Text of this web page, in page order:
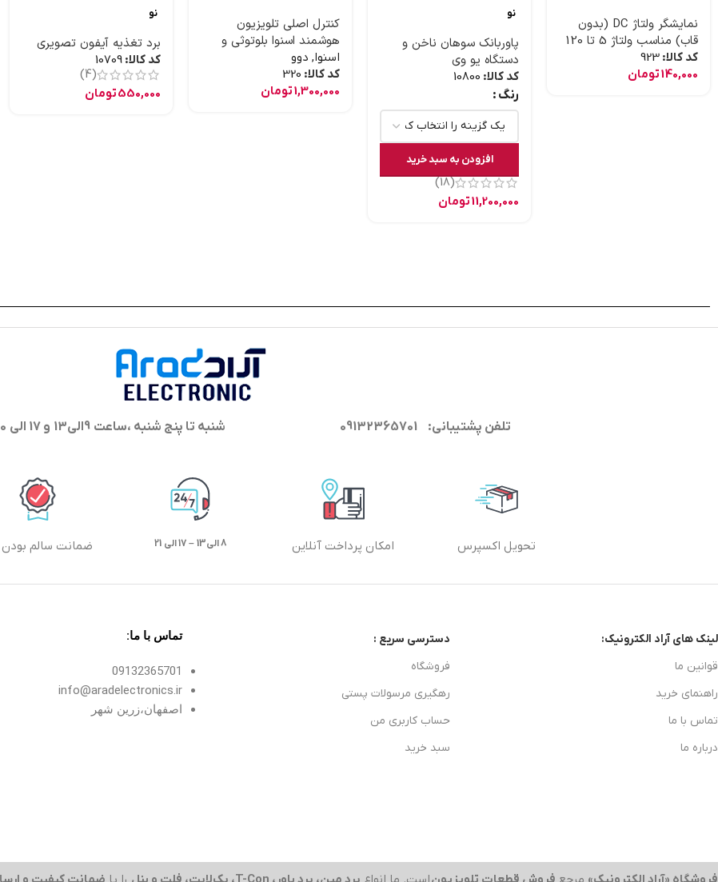
نمایشگر ولتاژ DC (بدون
قاب) مناسب ولتاژ 5 تا 120
ولت
کد کالا: 923
140,000تومان
نو
پاوربانک سوهان ناخن و
دستگاه یو وی
کد کالا: 10800
رنگ
افزودن به سبد خرید
(18)
11,200,000تومان
کنترل اصلی تلویزیون
هوشمند اسنوا بلوتوثی و
موس دار و جستجوی صوتی
اسنوا, دوو
کد کالا: 320
1,300,000تومان
نو
برد تغذیه آیفون تصویری
کد کالا: 10709
(4)
550,000تومان
تلفن پشتیبانی: 09132365701 شنبه تا پنج شنبه ،ساعت 9الی13 و 17 الی 20 پاسخگوی شما هستیم
تحویل اکسپرس امکان پرداخت آنلاین 8 الی13 – 17 الی 21 ضمانت سالم بودن
لینک های آراد الکترونیک:
قوانین ما
راهنمای خرید
تماس با ما
درباره ما
دسترسی سریع :
فروشگاه
رهگیری مرسولات پستی
حساب کاربری من
سبد خرید
تماس با ما:
09132365701
info@aradelectronics.ir
اصفهان،زرین شهر